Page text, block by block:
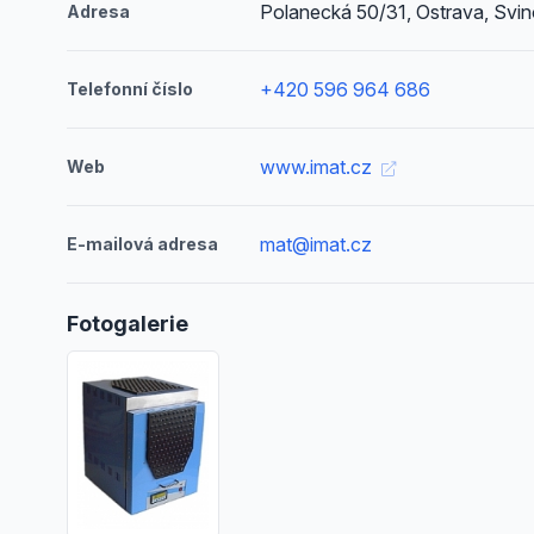
Adresa Polanecká 50/31, Ostrava,
Telefonní číslo +420 596 964 686
Web www.imat.cz
E-mailová adresa mat@imat.cz
Fotogalerie